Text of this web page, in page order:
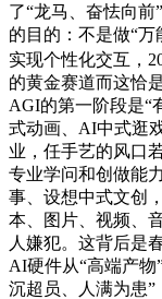
了“龙马、奋怯向
的目的：不是做“
实现个性化交互，
的黄金赛道而这恰
AGI的第一阶段是“
式动画、AI中式逛
业，任手艺的风口
专业学问和创做能
事、设想中式文创
本、图片、视频、
人嫌犯。这背后是
AI硬件从“高端产物
沉超员、人满为患